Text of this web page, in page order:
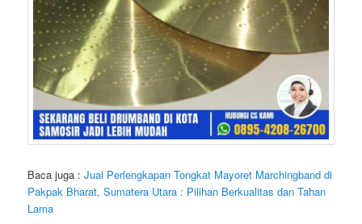
Baca juga :Jual Perlengkapan Tongkat Mayoret Marchingband di
Pakpak Bharat, Sumatera Utara : Pilihan Berkualitas dan Tahan
Lama